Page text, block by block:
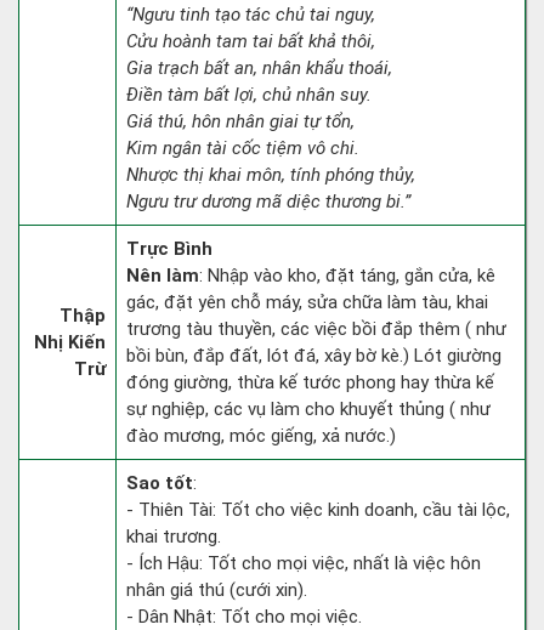
“Ngưu tinh tạo tác chủ tai nguy,
Cửu hoành tam tai bất khả thôi,
Gia trạch bất an, nhân khẩu thoái,
Điền tàm bất lợi, chủ nhân suy.
Giá thú, hôn nhân giai tự tổn,
Kim ngân tài cốc tiệm vô chi.
Nhược thị khai môn, tính phóng thủy,
Ngưu trư dương mã diệc thương bi.”
Thập
Nhị Kiến
Trừ
Trực Bình
Nên làm: Nhập vào kho, đặt táng, gắn cửa, kê
gác, đặt yên chỗ máy, sửa chữa làm tàu, khai
trương tàu thuyền, các việc bồi đắp thêm ( như
bồi bùn, đắp đất, lót đá, xây bờ kè.) Lót giường
đóng giường, thừa kế tước phong hay thừa kế
sự nghiệp, các vụ làm cho khuyết thủng ( như
đào mương, móc giếng, xả nước.)
Sao tốt:
- Thiên Tài: Tốt cho việc kinh doanh, cầu tài lộc,
khai trương.
- Ích Hậu: Tốt cho mọi việc, nhất là việc hôn
nhân giá thú (cưới xin).
- Dân Nhật: Tốt cho mọi việc.